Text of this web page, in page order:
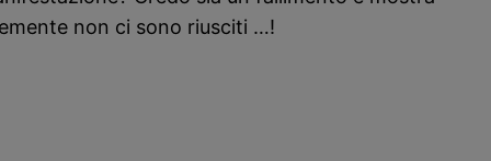
non ci sono riusciti …!